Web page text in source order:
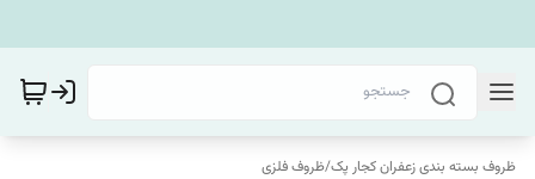
ظروف بسته بندی زعفران کجار پک/ظروف فلزی